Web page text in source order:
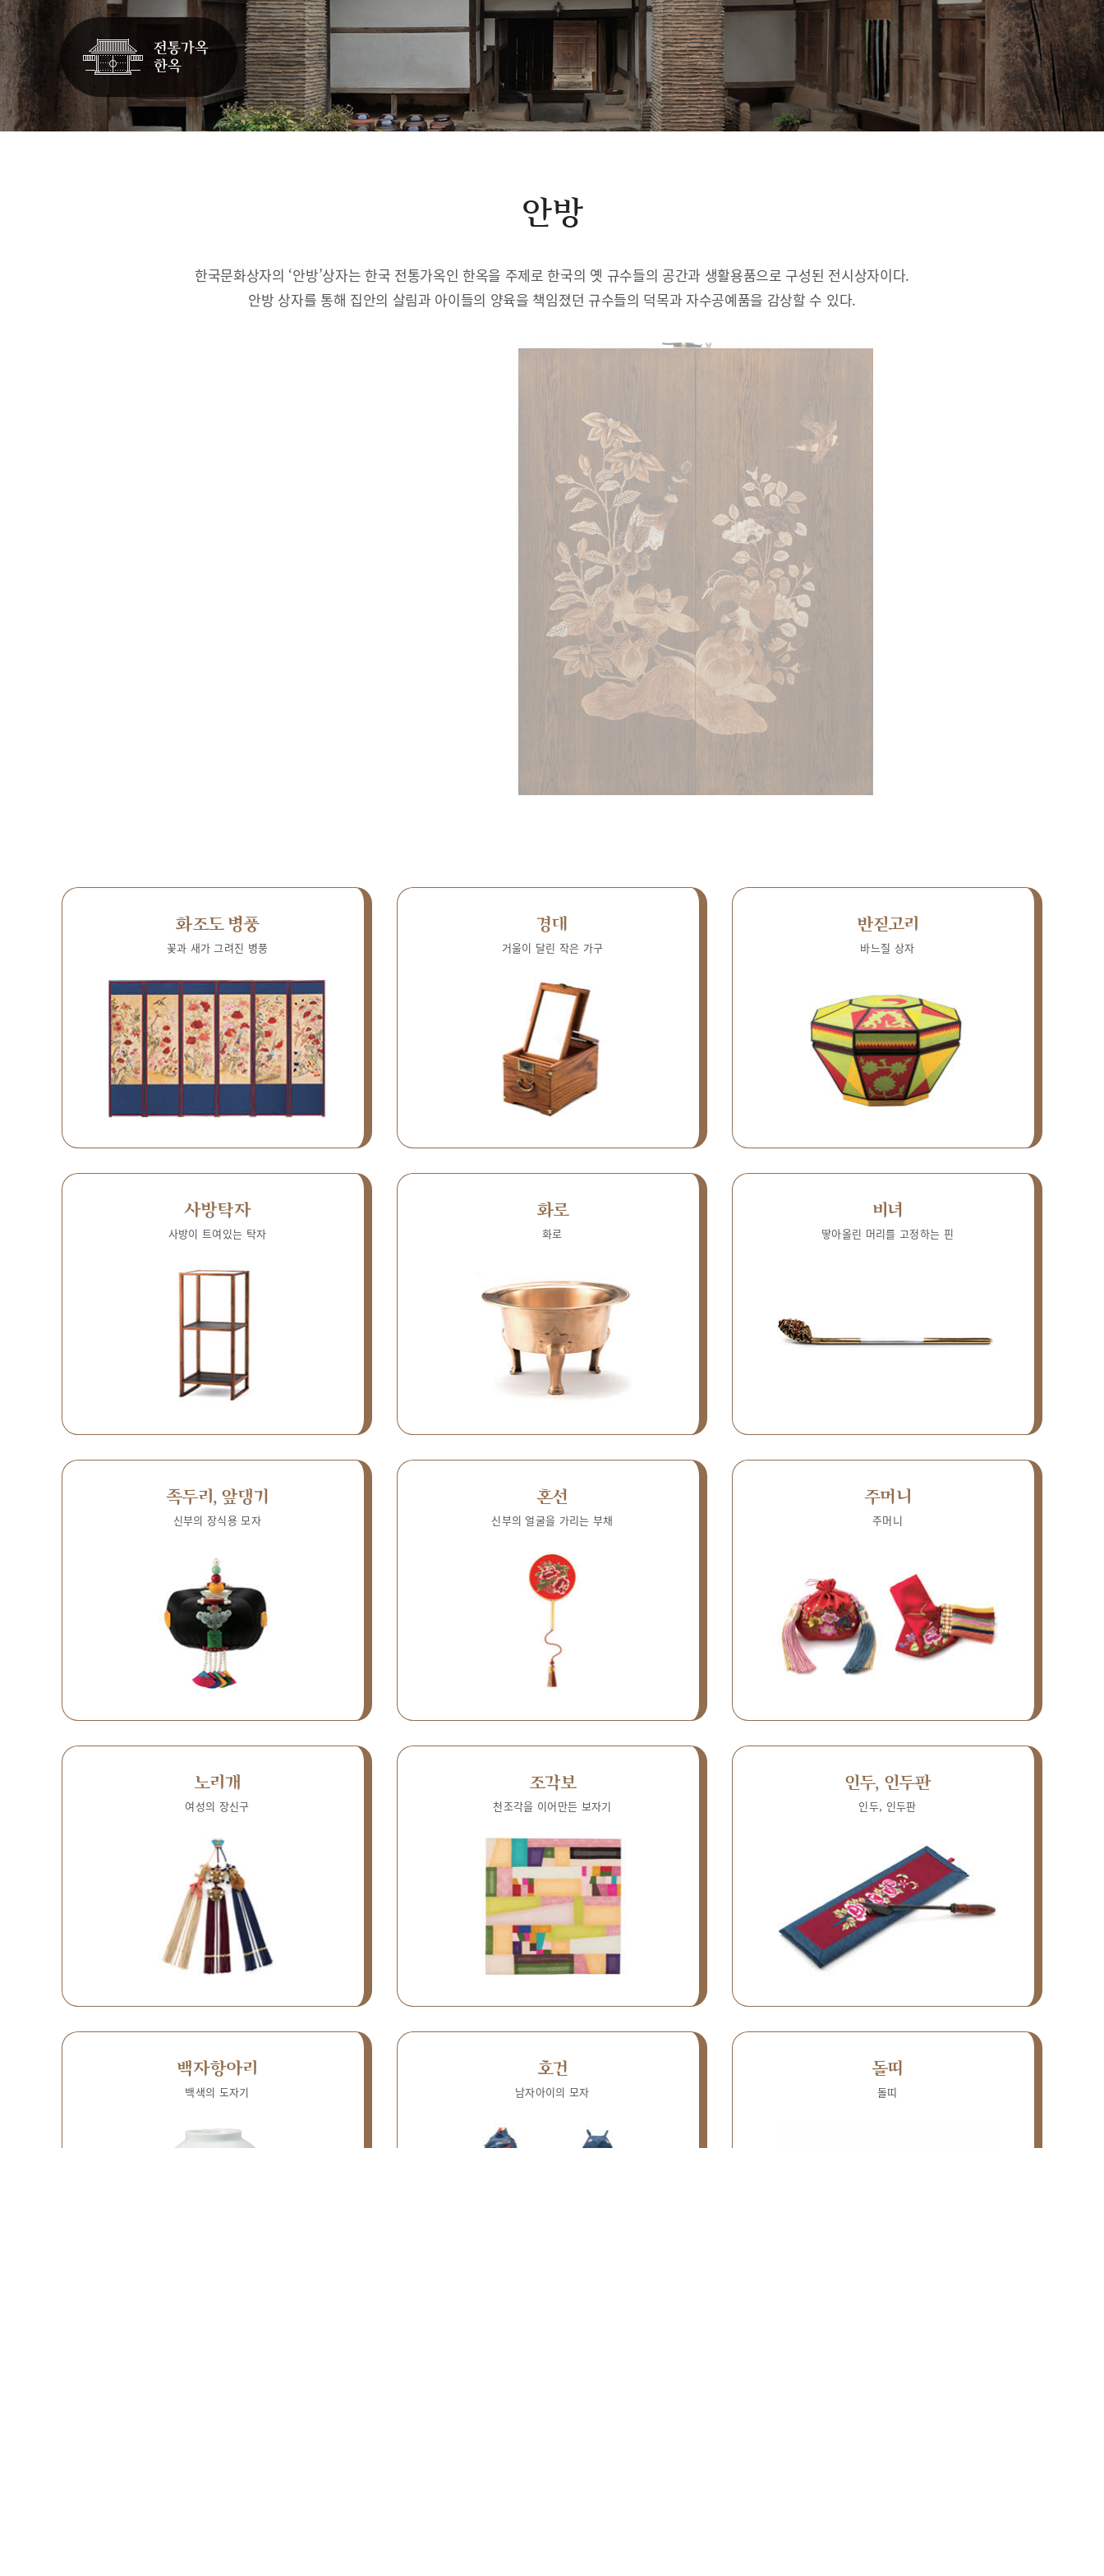
안방
한국문화상자의 ‘안방’상자는 한국 전통가옥인 한옥을 주제로 한국의 옛 규수들의 공간과 생활용품으로 구성된 전시상자이다.
안방 상자를 통해 집안의 살림과 아이들의 양육을 책임졌던 규수들의 덕목과 자수공예품을 감상할 수 있다.
화조도 병풍
꽃과 새가 그려진 병풍
경대
거울이 달린 작은 가구
반짇고리
바느질 상자
사방탁자
사방이 트여있는 탁자
화로
화로
비녀
땋아올린 머리를 고정하는 핀
족두리, 앞댕기
신부의 장식용 모자
혼선
신부의 얼굴을 가리는 부채
주머니
주머니
노리개
여성의 장신구
조각보
천조각을 이어만든 보자기
인두, 인두판
인두, 인두판
백자항아리
백색의 도자기
호건
남자아이의 모자
돌띠
돌띠